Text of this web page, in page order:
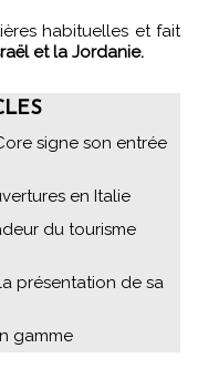
habituelles et fait
et la Jordanie.
signe son entrée
en Italie
du tourisme
présentation de sa
gamme